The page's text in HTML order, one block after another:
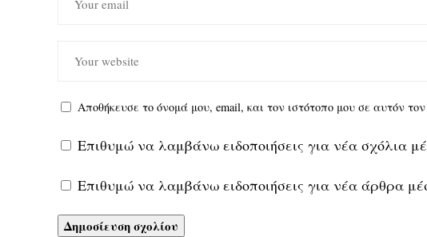
Αποθήκευσε το όνομά μου, email, και τον ιστότοπο μου σε αυτόν
Επιθυμώ να λαμβάνω ειδοποιήσεις για νέα σχόλια
Επιθυμώ να λαμβάνω ειδοποιήσεις για νέα άρθρα